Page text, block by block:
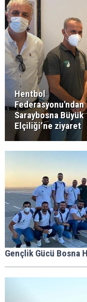
Hentbol
Federasyonu'ndan
Saraybosna Büyük
Elçiliği’ne ziyaret
Gençlik Gücü Bosna